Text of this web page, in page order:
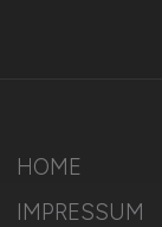
HOME
IMPRESSUM